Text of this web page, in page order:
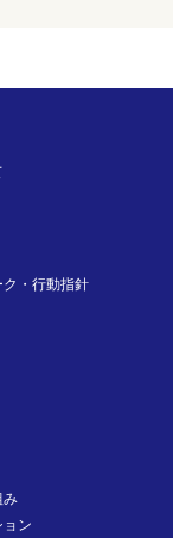
・行動指針
み
ョン